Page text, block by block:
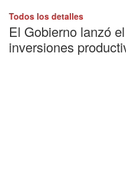
Todos los detalles
El Gobierno lanzó
inversiones